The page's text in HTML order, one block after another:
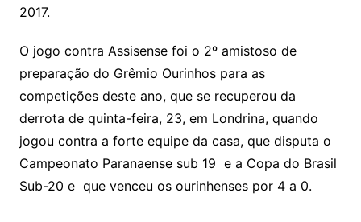
2017.
O jogo contra Assisense foi o 2º amistoso de
preparação do Grêmio Ourinhos para as
competições deste ano, que se recuperou da
derrota de quinta-feira, 23, em Londrina, quando
jogou contra a forte equipe da casa, que disputa o
Campeonato Paranaense sub 19 e a Copa do Brasil
Sub-20 e que venceu os ourinhenses por 4 a 0.